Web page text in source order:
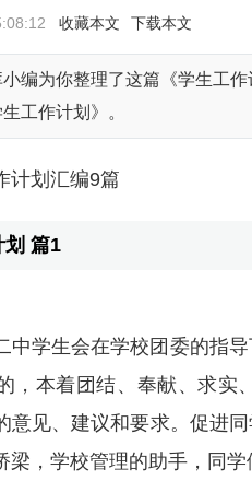
收藏本文 下载本文
编为你整理了这篇《学生工
工作计划》。
计划汇编9篇
划 篇1
中学生会在学校团委的指
，本着团结、奉献、求实
意见、建议和要求。促进
梁，学校管理的助手，同学